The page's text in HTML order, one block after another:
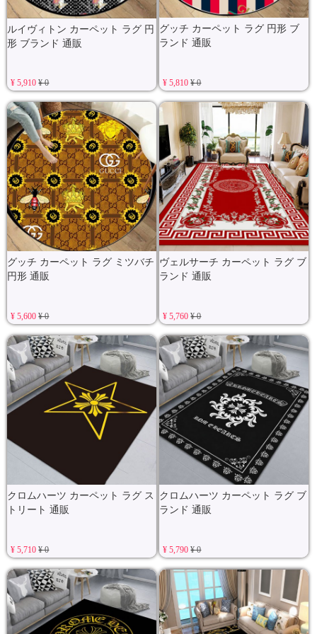
ルイヴィトン カーペット ラグ 円
形 ブランド 通販
¥ 5,910¥ 0
グッチ カーペット ラグ 円形 ブ
ランド 通販
¥ 5,810¥ 0
グッチ カーペット ラグ ミツバチ
円形 通販
¥ 5,600¥ 0
ヴェルサーチ カーペット ラグ ブ
ランド 通販
¥ 5,760¥ 0
クロムハーツ カーペット ラグ ス
トリート 通販
¥ 5,710¥ 0
クロムハーツ カーペット ラグ ブ
ランド 通販
¥ 5,790¥ 0